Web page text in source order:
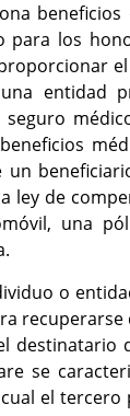
los
entidad
ley de
una
o
destinatario
se
el